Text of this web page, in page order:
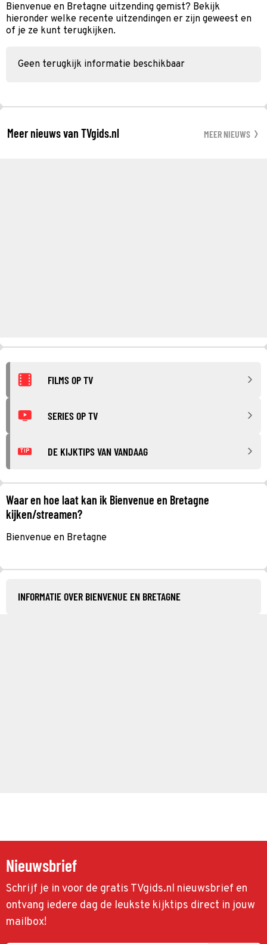
Bienvenue en Bretagne uitzending gemist? Bekijk
hieronder welke recente uitzendingen er zijn geweest en
of je ze kunt terugkijken.
Geen terugkijk informatie beschikbaar
Meer nieuws van TVgids.nl MEER NIEUWS
FILMS OP TV
SERIES OP TV
TIP DE KIJKTIPS VAN VANDAAG
Waar en hoe laat kan ik Bienvenue en Bretagne
kijken/streamen?
Bienvenue en Bretagne
INFORMATIE OVER BIENVENUE EN BRETAGNE
Nieuwsbrief
Schrijf je in voor de gratis TVgids.nl nieuwsbrief en
ontvang iedere dag de leukste kijktips direct in jouw
mailbox!